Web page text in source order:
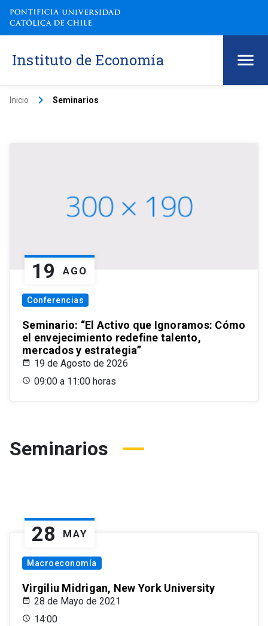
Instituto de Economía
Inicio keyboard_arrow_right Seminarios
19 AGO
Conferencias
Seminario: “El Activo que Ignoramos: Cómo
el envejecimiento redefine talento,
mercados y estrategia”
19 de Agosto de 2026
09:00 a 11:00 horas
Seminarios
28 MAY
Macroeconomía
Virgiliu Midrigan, New York University
28 de Mayo de 2021
14:00